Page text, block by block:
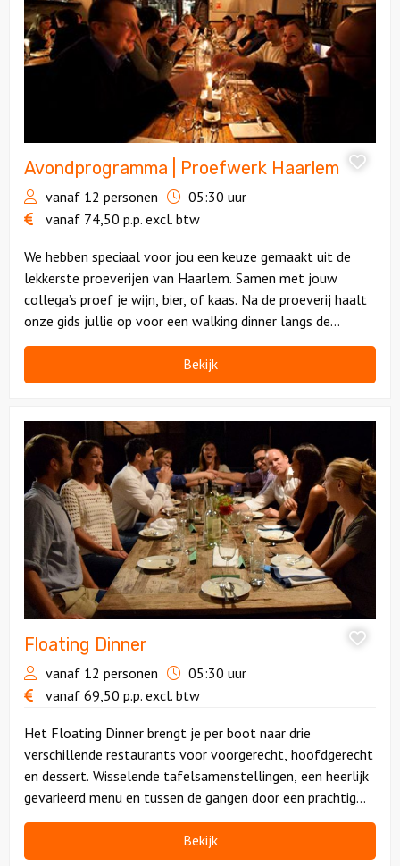
Proefwerk
Haarlem
Avondprogramma | Proefwerk Haarlem
vanaf 12 personen
05:30 uur
vanaf 74,50 p.p. excl. btw
We hebben speciaal voor jou een keuze gemaakt uit de
lekkerste proeverijen van Haarlem. Samen met jouw
collega’s proef je wijn, bier, of kaas. Na de proeverij haalt
onze gids jullie op voor een walking dinner langs de
grachten en de Haarlemse monumenten.
Bekijk
Floating
Dinner
Floating Dinner
vanaf 12 personen
05:30 uur
vanaf 69,50 p.p. excl. btw
Het Floating Dinner brengt je per boot naar drie
verschillende restaurants voor voorgerecht, hoofdgerecht
en dessert. Wisselende tafelsamenstellingen, een heerlijk
gevarieerd menu en tussen de gangen door een prachtig
uitzicht op Haarlem vanaf de boot.
Bekijk